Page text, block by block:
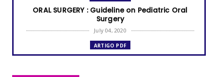
ORAL SURGERY : Guideline on Pediatric Oral
Surgery
July 04, 2020
ARTIGO PDF